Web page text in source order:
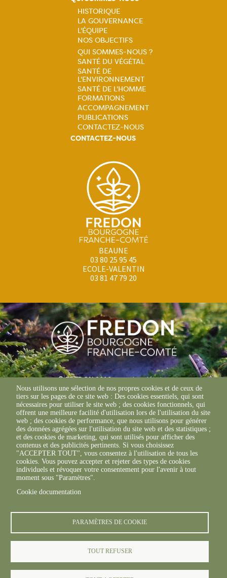
Navigation
principale
HISTORIQUE
LA GOUVERNANCE
L'ÉQUIPE
NOS OBJECTIFS
Navigation
principale
QUI SOMMES-NOUS ?
SANTÉ DU VÉGÉTAL
SANTÉ DE
L'ENVIRONNEMENT
SANTÉ DE L'HOMME
FORMATIONS
ACCOMPAGNEMENT
PUBLICATIONS
CONTACTEZ-NOUS
CONTACTEZ-NOUS
BEAUNE
03 80 25 95 45
ECOLE-VALENTIN
03 81 47 79 20
© FREDON 2019 -Mentions légales
Nous utilisons une sélection de nos propres cookies et de ceux de
tiers sur les pages de ce site web : Des cookies essentiels, qui sont
nécessaires pour utiliser le site web ; des cookies fonctionnels, qui
offrent une meilleure facilité d'utilisation lors de l'utilisation du site
web ; des cookies de performance, que nous utilisons pour générer
des données agrégées sur l'utilisation du site web et des statistiques ;
et des cookies de marketing, qui sont utilisés pour afficher des
contenus et des publicités pertinents. Si vous choisissez
"ACCEPTER TOUT", vous consentez à l'utilisation de tous les
cookies. Vous pouvez accepter et rejeter des types de cookies
individuels et révoquer votre consentement pour l'avenir à tout
moment sous "Paramètres".
Cookie documentation
PARAMÈTRES DE COOKIE
TOUT REFUSER